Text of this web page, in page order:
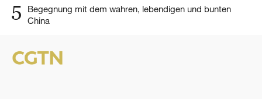
5
Begegnung mit dem wahren, lebendigen und bunten
China